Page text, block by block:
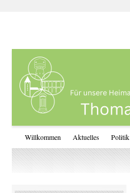
Willkommen Aktuelles Politik